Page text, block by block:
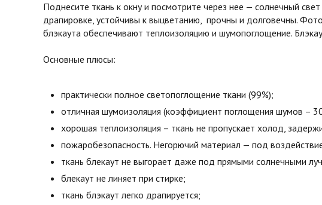
Поднесите ткань к окну и посмотрите через нее — солнечный
драпировке, устойчивы к выцветанию, прочны и долговечны.
блэкаута обеспечивают теплоизоляцию и шумопоглощение.
Основные плюсы:
практически полное светопоглощение ткани (99%);
отличная шумоизоляция (коэффициент поглощения шумов –
хорошая теплоизоляция – ткань не пропускает холод,
пожаробезопасность. Негорючий материал — под
ткань блекаут не выгорает даже под прямыми солнечными
блекаут не линяет при стирке;
ткань блэкаут легко драпируется;